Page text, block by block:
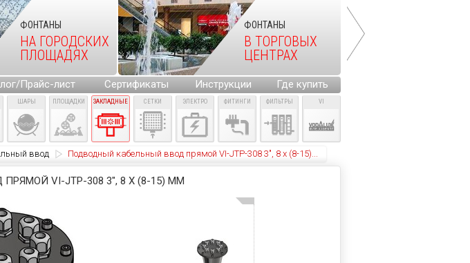
ФОНТАНЫ
НА ГОРОДСКИХ
ПЛОЩАДЯХ
ФОНТАНЫ
В ТОРГОВЫХ
ЦЕНТРАХ
Прайс-лист Сертификаты Инструкции Где купить
ШАРЫ ПЛОЩАДКИ ЗАКЛАДНЫЕ СЕТКИ ЭЛЕКТРО ФИТИНГИ ФИЛЬТРЫ VI
ввод Подводный кабельный ввод прямой VI-JTP-308 3", 8 x (8-15)...
VI-JTP-308 3", 8 X (8-15) ММ